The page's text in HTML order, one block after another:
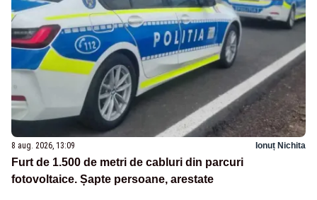
8 aug. 2026, 13:09 Ionuț Nichita
Furt de 1.500 de metri de cabluri din parcuri
fotovoltaice. Șapte persoane, arestate